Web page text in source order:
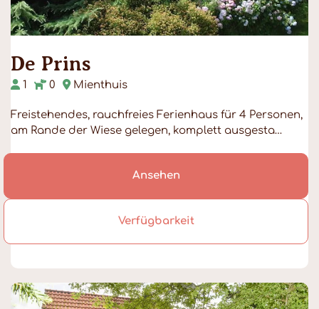
De Prins
1 0 Mienthuis
Freistehendes, rauchfreies Ferienhaus für 4 Personen,
am Rande der Wiese gelegen, komplett ausgesta…
Ansehen
Verfügbarkeit